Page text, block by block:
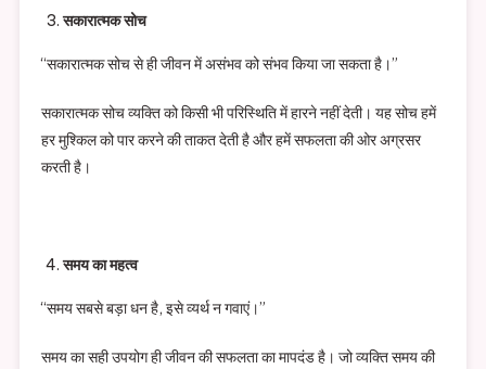
सकारात्मक सोच
“सकारात्मक सोच से ही जीवन में असंभव को संभव किया जा सकता है।”
सकारात्मक सोच व्यक्ति को किसी भी परिस्थिति में हारने नहीं देती। यह सोच हमें
हर मुश्किल को पार करने की ताकत देती है और हमें सफलता की ओर अग्रसर
करती है।
समय का महत्व
“समय सबसे बड़ा धन है, इसे व्यर्थ न गवाएं।”
समय का सही उपयोग ही जीवन की सफलता का मापदंड है। जो व्यक्ति समय की